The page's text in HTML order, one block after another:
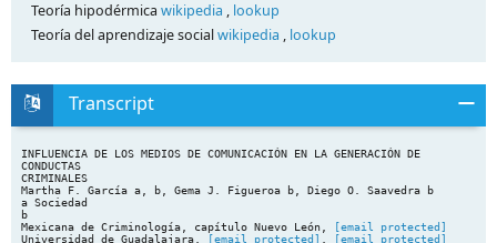
Teoría hipodérmica wikipedia , lookup
Teoría del aprendizaje socialwikipedia , lookup
Transcript
INFLUENCIA DE LOS MEDIOS DE COMUNICACIÓN EN LA GENERACIÓN DE
CONDUCTAS
CRIMINALES
Martha F. García a, b, Gema J. Figueroa b, Diego O. Saavedra b
a Sociedad
b
Mexicana de Criminología, capítulo Nuevo León,
[email protected]
Universidad de Guadalajara,
[email protected] [email protected]